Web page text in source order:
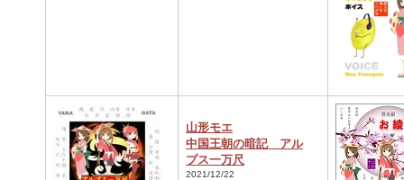
山形モエ
中国王朝の暗記 アル
プス一万尺
2021/12/22